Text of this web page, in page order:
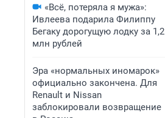
«Всё, потеряла я мужа»:
Ивлеева подарила Филиппу
Бегаку дорогущую лодку за 1,2
млн рублей
Эра «нормальных иномарок»
официально закончена. Для
Renault и Nissan
заблокировали возвращение